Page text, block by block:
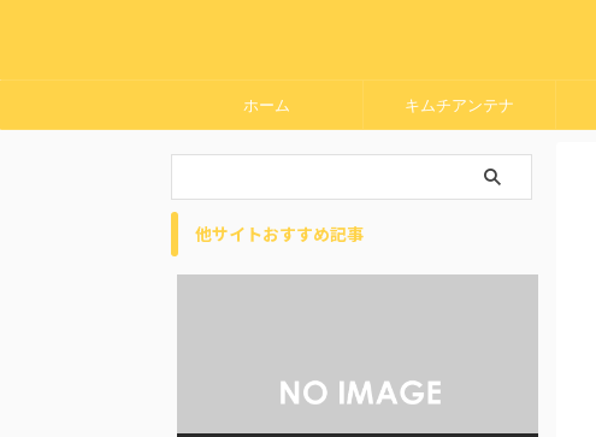
ホーム キムチアンテナ
他サイトおすすめ記事